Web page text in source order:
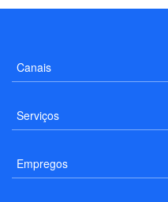
Canais
Serviços
Empregos